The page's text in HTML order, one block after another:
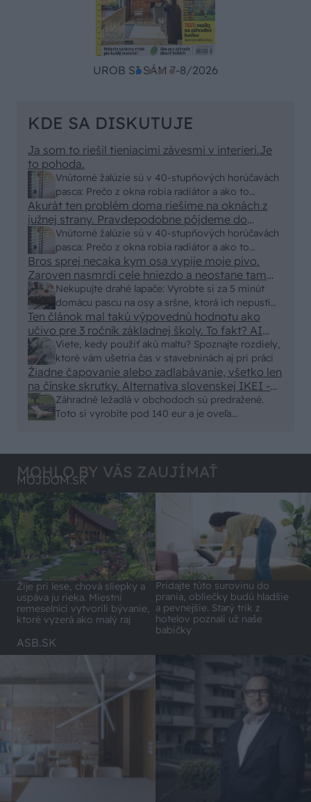
UROB SI SÁM 7-8/2026
KDE SA DISKUTUJE
Vnútorné žalúzie sú v 40-stupňových horúčavách
pasca: Prečo z okna robia radiátor a ako to
vyriešiť za pár eur?
Ja som to riešil tieniacimi závesmi v interieri.Je
to pohoda.
Vnútorné žalúzie sú v 40-stupňových horúčavách
pasca: Prečo z okna robia radiátor a ako to
vyriešiť za pár eur?
Akurát ten problém doma riešime na oknách z
južnej strany. Pravdepodobne pôjdeme do
vonkajšieho tienenia na spôsob markízy
250x150cm. Čínsky predajcovia idú okolo 100
eur kus.
Nekupujte drahé lapače: Vyrobte si za 5 minút
domácu pascu na osy a sršne, ktorá ich nepustí
von
Bros sprej necaka kym osa vypije moje pivo.
Zaroven nasmrdi cele hniezdo a neostane tam
nic zive. Vasa pasca naucinke moc efektivne.
Skor pritiahne slimaky
Viete, kedy použiť akú maltu? Spoznajte rozdiely,
ktoré vám ušetria čas v stavebninách aj pri práci
Ten článok mal takú výpovednú hodnotu ako
učivo pre 3 ročník základnej školy. To fakt? AI
alebo nejaka kniha z VŠ? Dnešné rychlotvrdnuce
malty - pevnosť 40 Mpa a doba schnutia tak 15
minut , k tomu vodotesné s kryštálikou. A rozdiel
- schnutie a zretie. Nič?
Záhradné ležadlá v obchodoch sú predražené.
Toto si vyrobíte pod 140 eur a je oveľa
Žiadne čapovanie alebo zadlabávanie, všetko len
na čínske skrutky. Alternatíva slovenskej IKEI -
čo sa týka pevnosti. Autor si nedal veľa námahy s
remeselným spracovaním, škoda. No lepšie než
MOHLO BY VÁS ZAUJÍMAŤ
MÔJDOM.SK
Žije pri lese, chová sliepky a
uspáva ju rieka. Miestni
remeselníci vytvorili bývanie,
ktoré vyzerá ako malý raj
Pridajte túto surovinu do
prania, obliečky budú hladšie
a pevnejšie. Starý trik z
hotelov poznali už naše
babičky
ASB.SK